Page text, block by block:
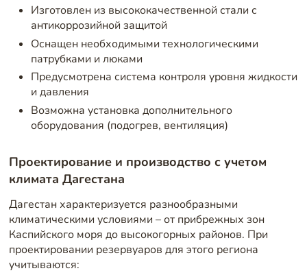
Изготовлен из высококачественной стали с
антикоррозийной защитой
Оснащен необходимыми технологическими
патрубками и люками
Предусмотрена система контроля уровня жидкости
и давления
Возможна установка дополнительного
оборудования (подогрев, вентиляция)
Проектирование и производство с учетом
климата Дагестана
Дагестан характеризуется разнообразными
климатическими условиями – от прибрежных зон
Каспийского моря до высокогорных районов. При
проектировании резервуаров для этого региона
учитываются: